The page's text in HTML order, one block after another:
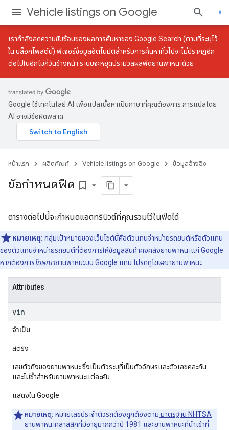
Vehicle listings on Google
เรากำลังลดความซับซ้อนของผลการค้นหาของ Google Search (ตามที่ระบุไว้
ใน บล็อกโพสต์นี้) ฟีเจอร์ข้อมูลอัตโนมัติสำหรับการค้นหาทั่วไปจะไม่ปรากฏอีก
ต่อไปในอีกไม่กี่วันข้างหน้า ระบบจะหยุดประมวลผลฟีดยานพาหนะด้วย
Google ใช้เทคโนโลยี AI เพื่อแปลเนื้อหาเป็นภาษาที่คุณต้องการ การแปลโดย
AI อาจมีข้อผิดพลาด
หน้าแรก ผลิตภัณฑ์ Vehicle listings on Google ข้อมูลอ้างอิง
ข้อกำหนดฟีด bookmark_border
ตารางต่อไปนี้จะกำหนดแอตทริบิวต์ที่คุณรวมไว้ในฟีดได้
หมายเหตุ: กลุ่มเป้าหมายของเว็บไซต์นี้คือตัวแทนจําหน่ายรถยนต์หรือตัวแทน
ของตัวแทนจําหน่ายรถยนต์ที่ต้องการให้ข้อมูลสินค้าคงคลังยานพาหนะแก่ Google
หากต้องการโฆษณายานพาหนะบน Google แทน โปรดดูโฆษณายานพาหนะ
Attributes
vin
จำเป็น
สตริง
เลขตัวถังของยานพาหนะ ซึ่งเป็นตัวระบุที่เป็นตัวอักษรและตัวเลขคละกัน
และไม่ซ้ำสำหรับยานพาหนะแต่ละคัน
แสดงใน Google
หมายเหตุ: หมายเลขประจำตัวรถต้องถูกต้องตาม มาตรฐาน NHTSA
ยานพาหนะคลาสสิกที่มีอายุมากกว่าปี 1981 และยานพาหนะที่นำเข้าที่